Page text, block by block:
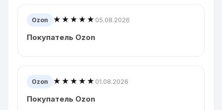
Ozon ★★★★★ 05.08.2026
Покупатель Ozon
Ozon ★★★★★ 01.08.2026
Покупатель Ozon